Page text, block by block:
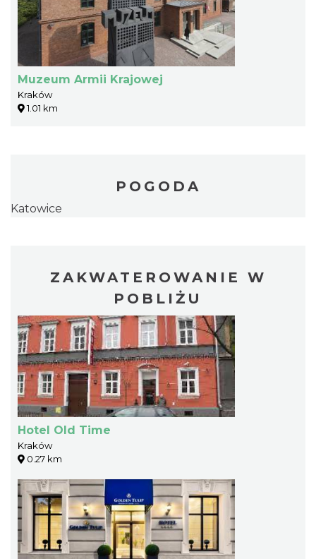
Muzeum Armii Krajowej
Kraków
1.01 km
POGODA
Katowice
ZAKWATEROWANIE W
POBLIŻU
Hotel Old Time
Kraków
0.27 km